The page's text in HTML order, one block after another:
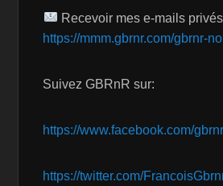
Recevoir mes e-mails privés
https://mmm.gbrnr.com/gbrnr-
Suivez GBRnR sur:
https://www.facebook.com/
https://twitter.com/